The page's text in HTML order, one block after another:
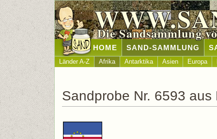
Die Sandsammlung
HOME SAND-SAMMLUNG
Länder A-Z Afrika Antarktika Asien Europa
Sandprobe Nr. 6593 aus